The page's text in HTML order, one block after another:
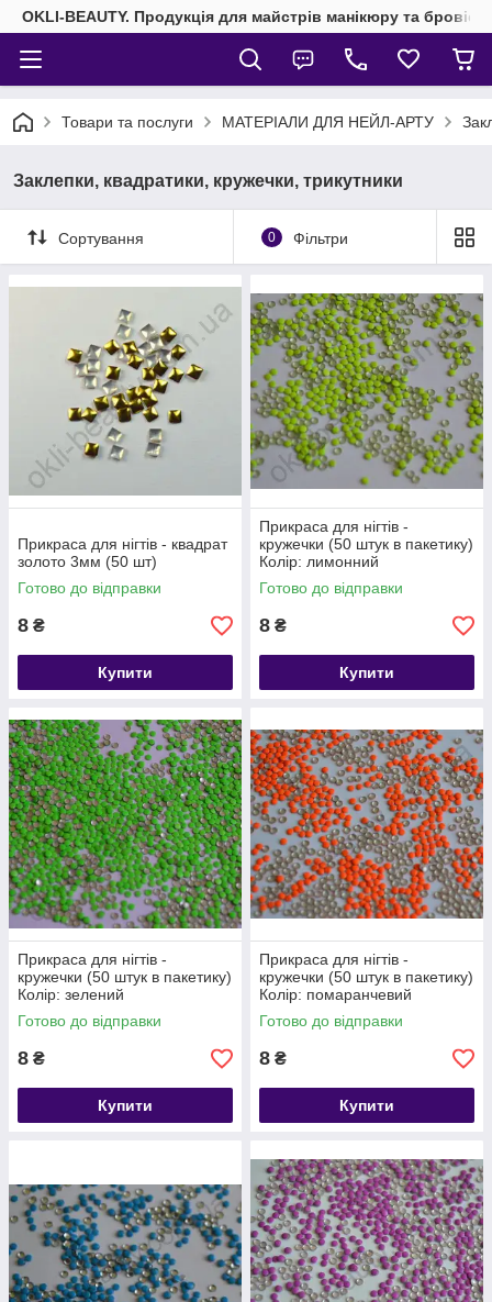
OKLI-BEAUTY. Продукція для майстрів манікюру та
Товари та послуги МАТЕРІАЛИ ДЛЯ НЕЙЛ-АРТУ
Заклепки, квадратики, кружечки, трикутники
Сортування 0 Фільтри
Прикраса для нігтів - квадрат
золото 3мм (50 шт)
Готово до відправки
8 ₴
Купити
Прикраса для нігтів -
кружечки (50 штук в пакетику)
Колір: лимонний
Готово до відправки
8 ₴
Купити
Прикраса для нігтів -
кружечки (50 штук в пакетику)
Колір: зелений
Готово до відправки
8 ₴
Купити
Прикраса для нігтів -
кружечки (50 штук в пакетику)
Колір: помаранчевий
Готово до відправки
8 ₴
Купити